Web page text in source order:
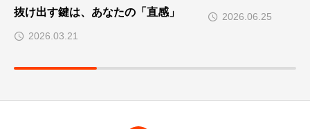
抜け出す鍵は、あなたの「直感」
2026.03.21
2026.06.25